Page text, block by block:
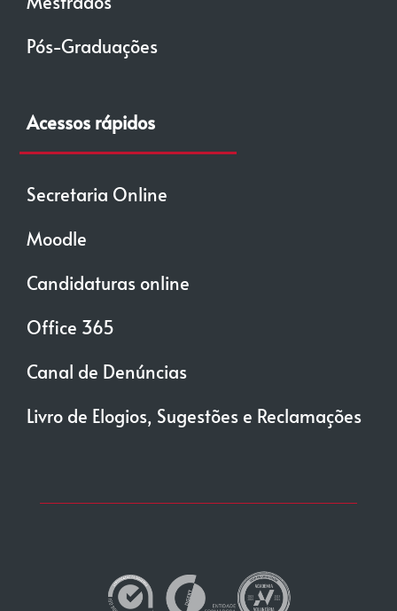
Pós-Graduações
Acessos rápidos
Secretaria Online
Moodle
Candidaturas online
Office 365
Canal de Denúncias
Livro de Elogios, Sugestões e Reclamações